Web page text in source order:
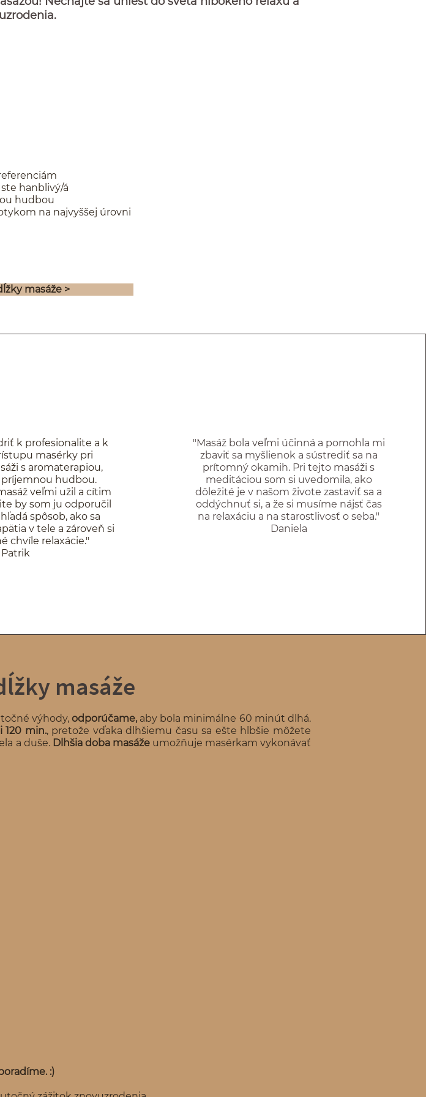
hanblivý/á
hudbou
na najvyššej úrovni
masáže >
k profesionalite a k
masérky pri
s aromaterapiou,
hudbou.
veľmi užil a cítim
by som ju odporučil
spôsob, ako sa
v tele a zároveň si
chvíle relaxácie."
Patrik
"Masáž bola veľmi účinná a pomohla mi
zbaviť sa myšlienok a sústrediť sa na
prítomný okamih. Pri tejto masáži s
meditáciou som si uvedomila, ako
dôležité je v našom živote zastaviť sa a
oddýchnuť si, a že si musíme nájsť čas
na relaxáciu a na starostlivosť o seba."
Daniela
masáže
výhody, odporúčame, aby bola minimálne 60 minút dlhá.
120 min., pretože vďaka dlhšiemu času sa ešte hlbšie môžete
a duše. Dlhšia doba masážeumožňuje masérkam vykonávať
:)